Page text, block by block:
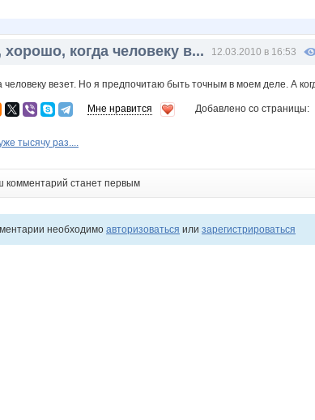
хорошо, когда человеку в... 12.03.2010 в 16:53
везет. Но я предпочитаю быть точным в моем деле. А
Мне нравится Добавлено со страницы:
тысячу раз....
комментарий станет первым
необходимо авторизоваться или зарегистрироваться